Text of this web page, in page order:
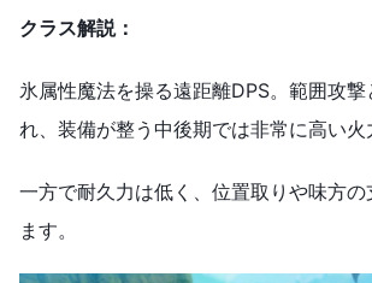
クラス解説：
氷属性魔法を操る遠距離DPS。範囲攻
れ、装備が整う中後期では非常に高い火
一方で耐久力は低く、位置取りや味方の
ます。